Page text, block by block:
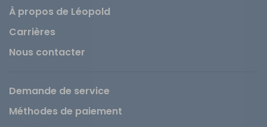
À propos de Léopold
Carrières
Nous contacter
Demande de service
Méthodes de paiement